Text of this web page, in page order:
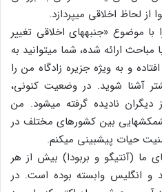
از لحاظ اخلاقی می‏پردازد.
موضوع «جنبه‏های اخلاقی تغییر
ارائه شده، شما می‏توانید به
و به ویژه جزیره زادگاه من را
آشنا شوید. در وضعیت کنونی،
نادیده گرفته می‏شود. من
بین کشورهای مختلف در
حیات پیش‏بینی می‏کنم.
(آنتیگو و بربودا) بیش از هر
و انگلیس وابسته بوده است. در